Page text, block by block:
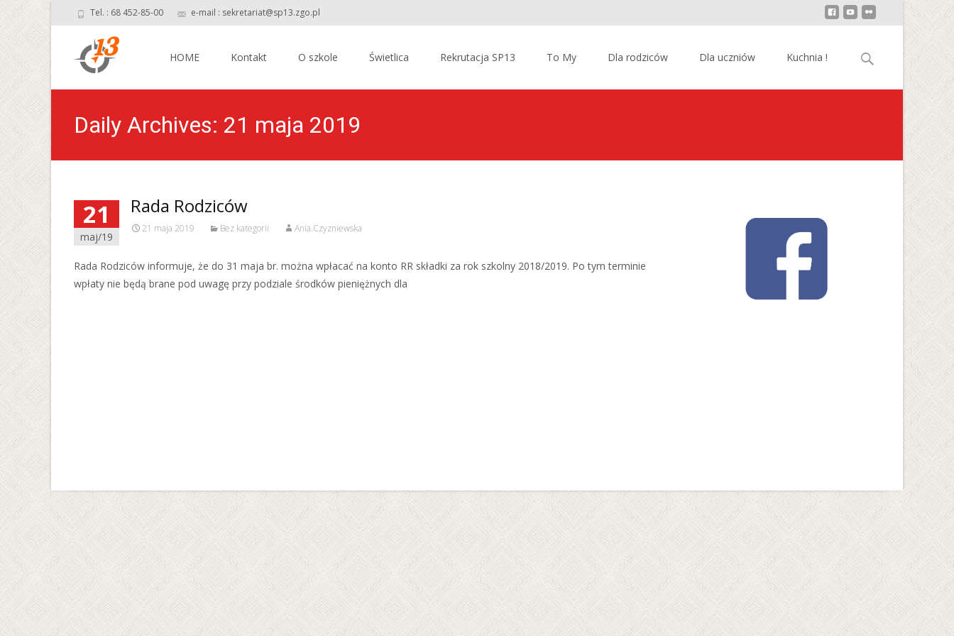
Tel. : 68 452-85-00 e-mail : sekretariat@sp13.zgo.pl
HOME Kontakt O szkole Świetlica Rekrutacja SP13 To My Dla rodziców Dla uczniów Kuchnia ! Szukaj:
Daily Archives: 21 maja 2019
21
maj/19
Rada Rodziców
21 maja 2019 Bez kategorii Ania.Czyzniewska
Rada Rodziców informuje, że do 31 maja br. można wpłacać na konto RR składki za rok szkolny 2018/2019. Po tym terminie
wpłaty nie będą brane pod uwagę przy podziale środków pieniężnych dla